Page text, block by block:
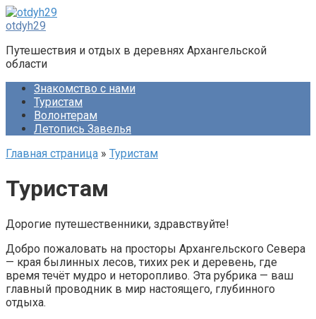
Перейти
к
otdyh29
Путешествия и отдых в деревнях Архангельской
области
Знакомство с нами
Туристам
Волонтерам
Летопись Завелья
Главная страница » Туристам
Туристам
Дорогие путешественники, здравствуйте!
Добро пожаловать на просторы Архангельского Севера
— края былинных лесов, тихих рек и деревень, где
время течёт мудро и неторопливо. Эта рубрика — ваш
главный проводник в мир настоящего, глубинного
отдыха.